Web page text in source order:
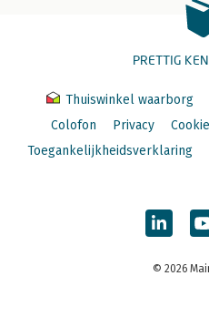
PRETTIG
Thuiswinkel waarborg
Colofon
Privacy
Toegankelijkheidsverklaring
© 2026